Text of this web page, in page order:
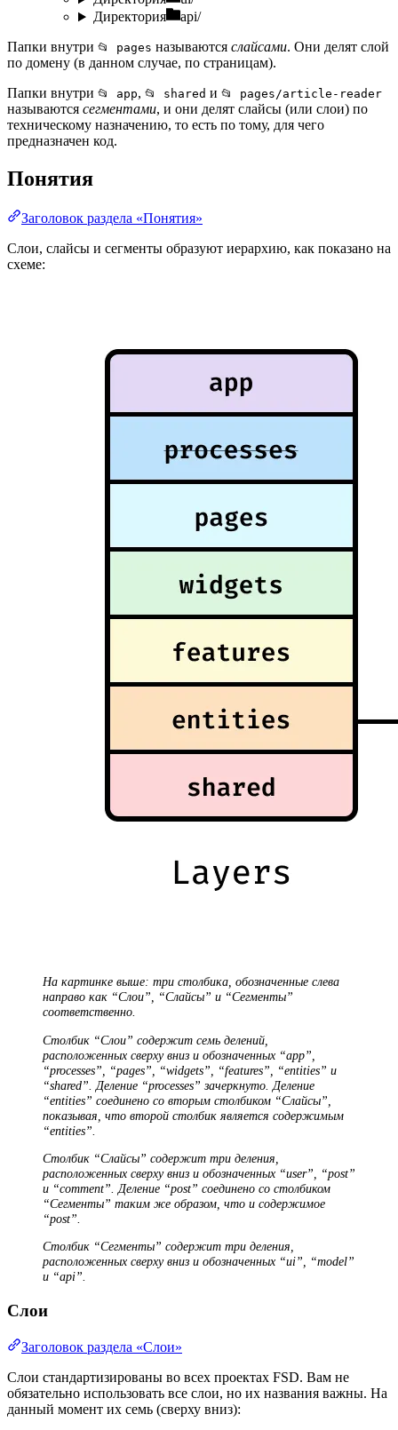
Директория
api/
Папки внутри 📂 pages называются слайсами. Они делят слой
по домену (в данном случае, по страницам).
Папки внутри 📂 app, 📂 shared и 📂 pages/article-reader
называются сегментами, и они делят слайсы (или слои) по
техническому назначению, то есть по тому, для чего
предназначен код.
Понятия
Заголовок раздела «Понятия»
Слои, слайсы и сегменты образуют иерархию, как показано на
схеме:
На картинке выше: три столбика, обозначенные слева
направо как “Слои”, “Слайсы” и “Сегменты”
соответственно.
Столбик “Слои” содержит семь делений,
расположенных сверху вниз и обозначенных “app”,
“processes”, “pages”, “widgets”, “features”, “entities” и
“shared”. Деление “processes” зачеркнуто. Деление
“entities” соединено со вторым столбиком “Слайсы”,
показывая, что второй столбик является содержимым
“entities”.
Столбик “Слайсы” содержит три деления,
расположенных сверху вниз и обозначенных “user”, “post”
и “comment”. Деление “post” соединено со столбиком
“Сегменты” таким же образом, что и содержимое
“post”.
Столбик “Сегменты” содержит три деления,
расположенных сверху вниз и обозначенных “ui”, “model”
и “api”.
Слои
Заголовок раздела «Слои»
Слои стандартизированы во всех проектах FSD. Вам не
обязательно использовать все слои, но их названия важны. На
данный момент их семь (сверху вниз):